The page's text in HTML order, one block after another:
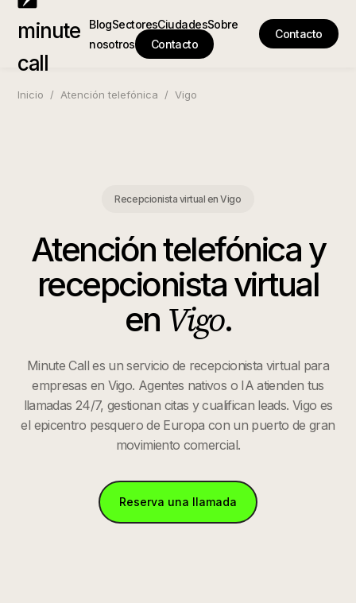
minute
call
BlogSectoresCiudadesSobre
nosotros
Contacto
Contacto
Inicio / Atención telefónica / Vigo
Recepcionista virtual en Vigo
Atención telefónica y
recepcionista virtual
en Vigo.
Minute Call es un servicio de recepcionista virtual para
empresas en Vigo. Agentes nativos o IA atienden tus
llamadas 24/7, gestionan citas y cualifican leads. Vigo es
el epicentro pesquero de Europa con un puerto de gran
movimiento comercial.
Reserva una llamada